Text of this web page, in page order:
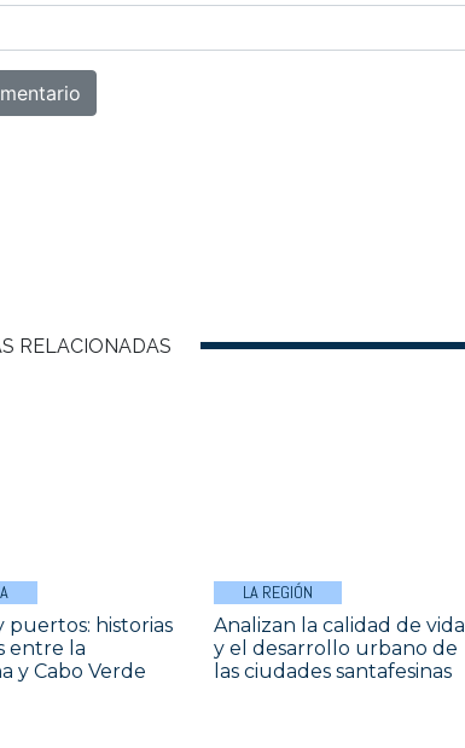
RELACIONADAS
puertos: historias
entre la
y Cabo Verde
LA REGIÓN
Analizan la calidad de vida
y el desarrollo urbano de
las ciudades santafesinas